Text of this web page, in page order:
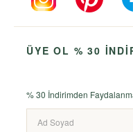
ÜYE OL % 30
% 30 İndirimden